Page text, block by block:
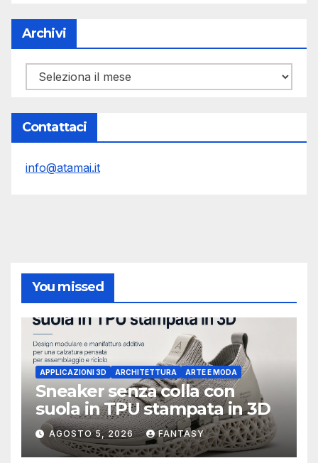
Archivi
Archivi
Contattaci
info@atamai.it
You missed
APPLICAZIONI 3D ARCHITETTURA ARTE E MODA
Sneaker senza colla con
suola in TPU stampata in 3D
AGOSTO 5, 2026 FANTASY